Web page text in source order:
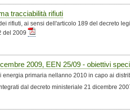
tracciabilità rifiuti
rifiuti, ai sensi dell'articolo 189 del decreto
del 2009
2009, EEN 25/09 - obiettivi
primaria nellanno 2010 in capo ai
dal decreto ministeriale 21 dicembre